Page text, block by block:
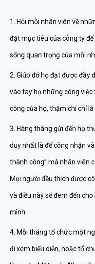
1. Hỏi mỗi nhân viên về
đặt mục tiêu của công ty
sống quan trọng của mỗi
2. Giúp đỡ họ đạt được đầy
vào tay họ những công
công của họ, thậm chí chỉ là
3. Hàng tháng gửi đến họ
duy nhất là để công nhận
thành công” mà nhân viên
Mọi người đều thích được
và điều này sẽ đem đến
mình.
4. Mỗi tháng tổ chức một
đi xem biểu diễn, hoặc tổ